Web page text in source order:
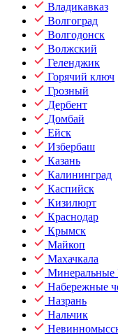
Владикавказ
Волгоград
Волгодонск
Волжский
Геленджик
Горячий ключ
Грозный
Дербент
Домбай
Ейск
Избербаш
Казань
Калининград
Каспийск
Кизилюрт
Краснодар
Крымск
Майкоп
Махачкала
Набережные
Назрань
Нальчик